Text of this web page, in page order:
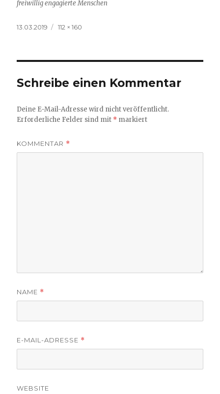
freiwillig engagierte Menschen
Veröffentlicht
13.03.2019
Volle
112 × 160
Schreibe einen Kommentar
Deine E-Mail-Adresse wird nicht veröffentlicht.
Erforderliche Felder sind mit * markiert
KOMMENTAR *
NAME *
E-MAIL-ADRESSE *
WEBSITE